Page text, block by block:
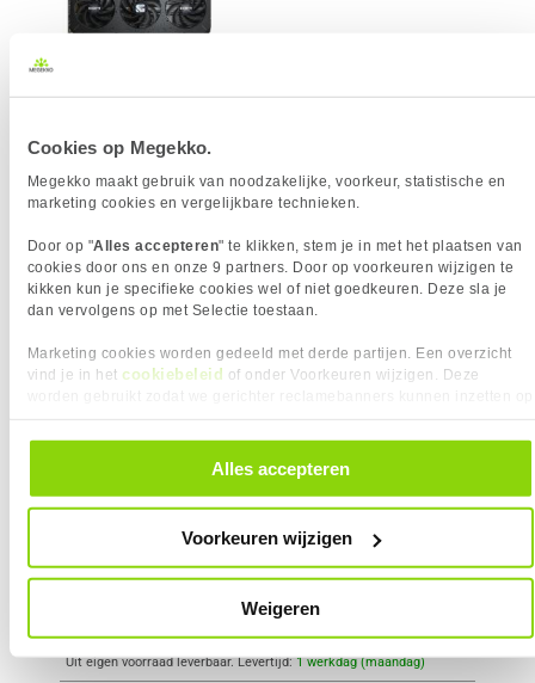
Cookies op Megekko.
Megekko maakt gebruik van noodzakelijke, voorkeur, statistische en
marketing cookies en vergelijkbare technieken.
Door op "Alles accepteren" te klikken, stem je in met het plaatsen van
cookies door ons en onze 9 partners. Door op voorkeuren wijzigen te
kikken kun je specifieke cookies wel of niet goedkeuren. Deze sla je
dan vervolgens op met Selectie toestaan.
Marketing cookies worden gedeeld met derde partijen. Een overzicht
vind je in het cookiebeleid of onder Voorkeuren wijzigen. Deze
alle cookies. Je kunt je gegeven toestemming altijd intrekken, dit doe je
door in de footer van onze website te klikken op ‘Cookievoorkeuren’
Alles accepteren
Voorkeuren wijzigen
Weigeren
Merk
Videogeheugen
16 GB
Stream processors
2048
FSR Versie
FSR 4
VGA Geheugen type
GDDR6
Vergelijk product Meer productinformatie
Acer Nitro Radeon RX 9060 XT OC
16GB White Edition Videokaart
2
Meest getoonde prijs
429,-
Uit eigen voorraad leverbaar. Levertijd:1 werkdag (maandag)